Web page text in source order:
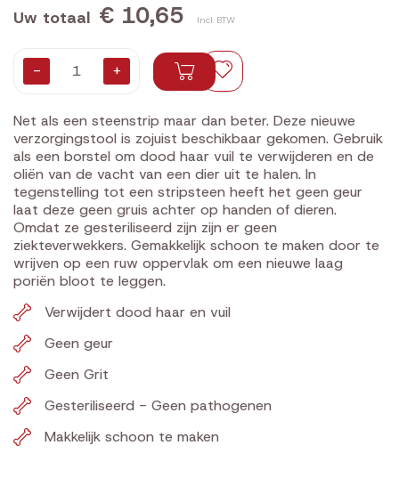
Uw totaal € 10,65 Incl. BTW
- +
Net als een steenstrip maar dan beter. Deze nieuwe
verzorgingstool is zojuist beschikbaar gekomen. Gebruik
als een borstel om dood haar vuil te verwijderen en de
oliën van de vacht van een dier uit te halen. In
tegenstelling tot een stripsteen heeft het geen geur
laat deze geen gruis achter op handen of dieren.
Omdat ze gesteriliseerd zijn zijn er geen
ziekteverwekkers. Gemakkelijk schoon te maken door te
wrijven op een ruw oppervlak om een nieuwe laag
poriën bloot te leggen.
Verwijdert dood haar en vuil
Geen geur
Geen Grit
Gesteriliseerd - Geen pathogenen
Makkelijk schoon te maken